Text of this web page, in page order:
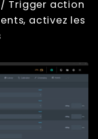
Trigger action
activez les